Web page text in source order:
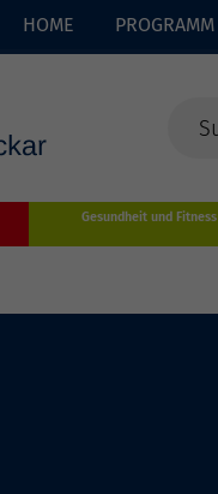
HOME PROGRAMM
Gesundheit und Fitness